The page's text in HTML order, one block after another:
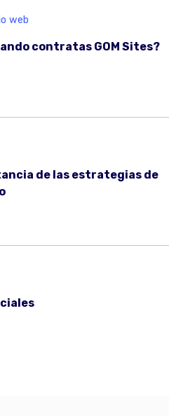
web
contratas GOM Sites?
de las estrategias de